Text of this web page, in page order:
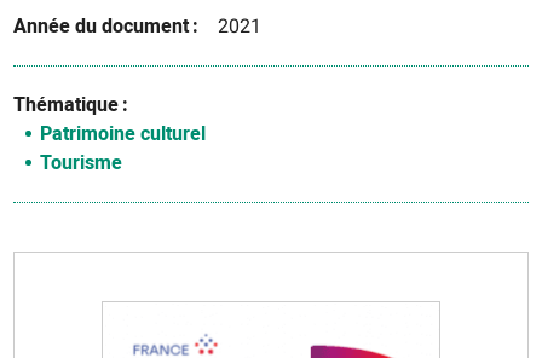
Année du document 2021
Thématique
Patrimoine culturel
Tourisme